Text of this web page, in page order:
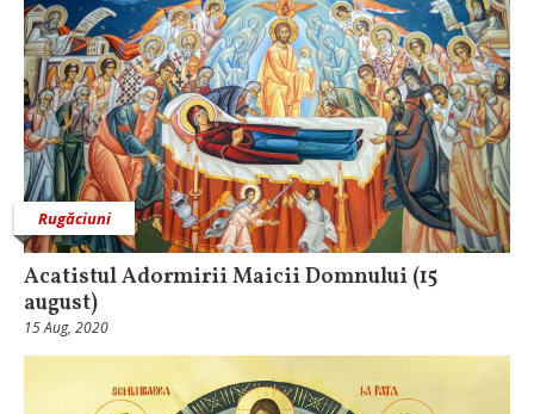
Rugăciuni
Acatistul Adormirii Maicii Domnului (15
august)
15 Aug, 2020